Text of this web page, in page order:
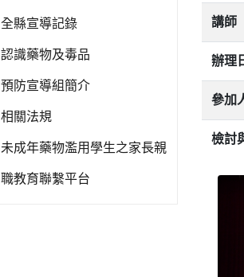
全縣宣導記錄
認識藥物及毒品
預防宣導組簡介
相關法規
未成年藥物濫用學生之家長親
職教育聯繫平台
講師
辦理
參加
檢討